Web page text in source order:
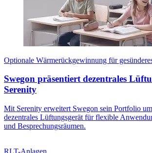
Optionale Wärmerückgewinnung für
Swegon präsentiert dezentrales
Serenity
Mit Serenity erweitert Swegon sein Portfolio
dezentrales Lüftungsgerät für flexible
und Besprechungsräumen.
RLT-Anlagen